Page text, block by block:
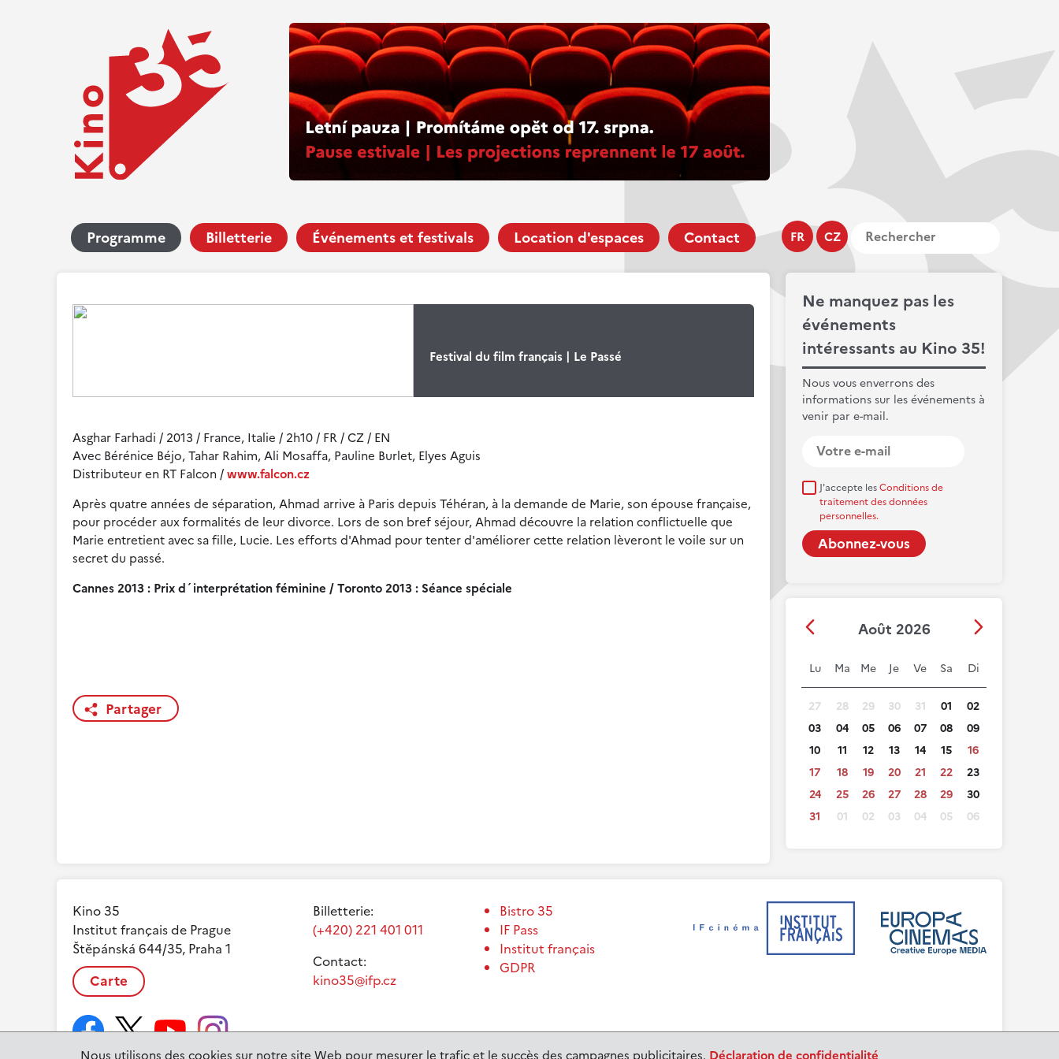
FR CZ
Programme Billetterie Événements et festivals Location d'espaces Contact
Ne manquez pas les
événements
intéressants au Kino 35!
Nous vous enverrons des
informations sur les événements à
venir par e-mail.
J'accepte lesConditions de
traitement des données
personnelles.
Août 2026
Lu Ma Me Je Ve Sa Di
27 28 29 30 31 01
02
03
04 05 06 07 08
09
10
11 12 13 14 15
16
17
18 19 20 21 22
23
24
25 26 27 28 29
30
31
01 02 03 04 05 06
Festival du film français | Le Passé
Asghar Farhadi / 2013 / France, Italie / 2h10 / FR / CZ / EN
Avec Bérénice Béjo, Tahar Rahim, Ali Mosaffa, Pauline Burlet, Elyes Aguis
Distributeur en RT Falcon /www.falcon.cz
Après quatre années de séparation, Ahmad arrive à Paris depuis Téhéran, à la demande de Marie, son épouse française,
pour procéder aux formalités de leur divorce. Lors de son bref séjour, Ahmad découvre la relation conflictuelle que
Marie entretient avec sa fille, Lucie. Les efforts d'Ahmad pour tenter d'améliorer cette relation lèveront le voile sur un
secret du passé.
Cannes 2013 : Prix d´interprétation féminine / Toronto 2013 : Séance spéciale
Partager
Kino 35
Institut français de Prague
Štěpánská 644/35, Praha 1
Carte
Billetterie:
(+420) 221 401 011
Contact:
kino35@ifp.cz
Bistro 35
IF Pass
Institut français
GDPR